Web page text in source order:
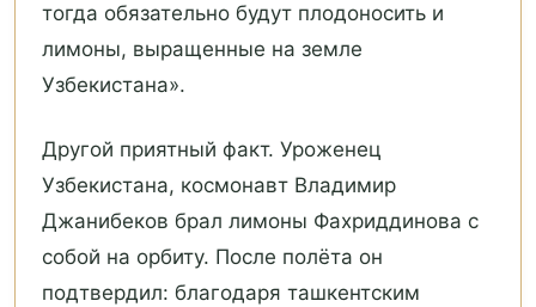
тогда обязательно будут плодоносить и
лимоны, выращенные на земле
Узбекистана».
Другой приятный факт. Уроженец
Узбекистана, космонавт Владимир
Джанибеков брал лимоны Фахриддинова с
собой на орбиту. После полёта он
подтвердил: благодаря ташкентским